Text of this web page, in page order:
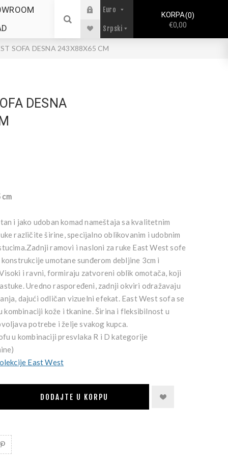
KORPA 0
€0,00
SOFA DESNA 243X88X65 CM
DESNA
i jako udoban komad nameštaja sa kvalitetnim
različite širine, specijalno oblikovanim i udobnim
ramovi i nasloni za ruke East West sofe
umotane sunđerom debljine 3cm i
i ravni, formiraju zatvoreni oblik omotača, koji
Uredno raspoređeni, zadnji okviri odražavaju
dajući odličan vizuelni efekat. East West sofa se
kombinaciji kože i tkanine. Širina i fleksibilnost u
potrebe i želje svakog kupca.
u kombinaciji presvlaka R i D kategorije
East West
DODAJTE U KORPU